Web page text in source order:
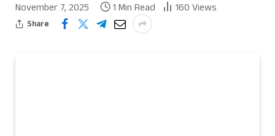
November 7, 2025 1 Min Read 160 Views
Share